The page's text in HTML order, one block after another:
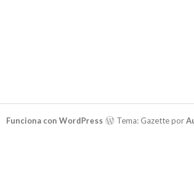
Funciona con WordPress Tema: Gazette por